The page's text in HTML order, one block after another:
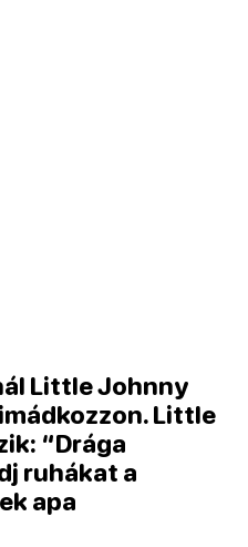
Little Johnny
Little
“Drága
ruhákat a
apa